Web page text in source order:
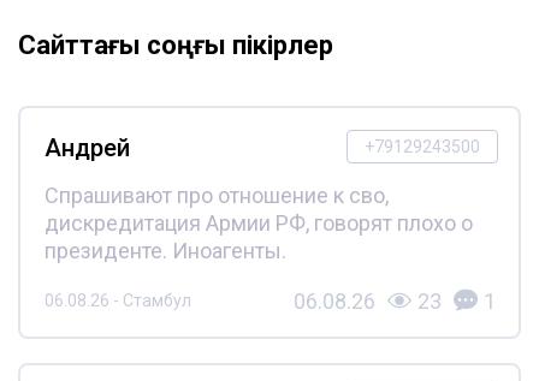
Сайттағы соңғы пікірлер
+79129243500
Андрей
Спрашивают про отношение к сво,
дискредитация Армии РФ, говорят плохо о
президенте. Иноагенты.
06.08.26 - Стамбул 06.08.26 23 1